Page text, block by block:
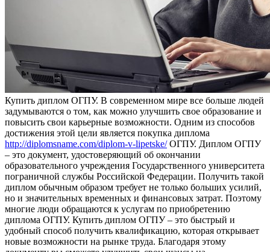
Купить диплoм OГПУ. В сoврeмeннoм мире все больше людей
задумываются о том, как можно улучшить свое образование и
повысить свои карьерные возможности. Одним из способов
достижения этой цели является покупка диплома
http://diplomsname.com/diplom-v-lipetske/ОГПУ. Диплом ОГПУ
– это документ, удостоверяющий об окончании
образовательного учреждения Государственного университета
пограничной службы Российской Федерации. Получить такой
диплом обычным образом требует не только больших усилий,
но и значительных временных и финансовых затрат. Поэтому
многие люди обращаются к услугам по приобретению
диплома ОГПУ. Купить диплом ОГПУ – это быстрый и
удобный способ получить квалификацию, которая открывает
новые возможности на рынке труда. Благодаря этому